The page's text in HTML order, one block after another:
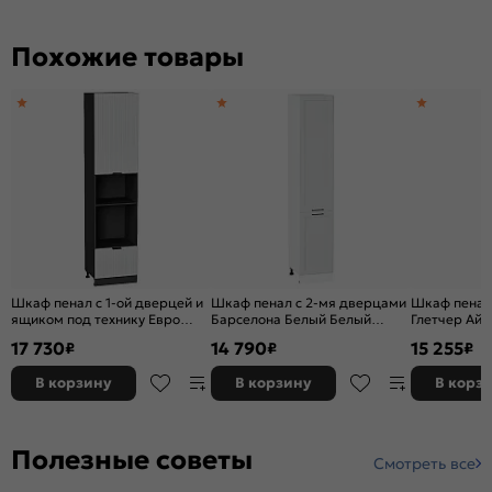
Похожие товары
Шкаф пенал с 1-ой дверцей и
ящиком под технику Евро
2336*600*574
17 730₽
В корзину
Шкаф пенал с 2-мя дверцами
Барселона Белый Белый
14 790₽
В корзину
Шкаф
Глетчер
15 255₽
В
Полезные советы Смотреть все